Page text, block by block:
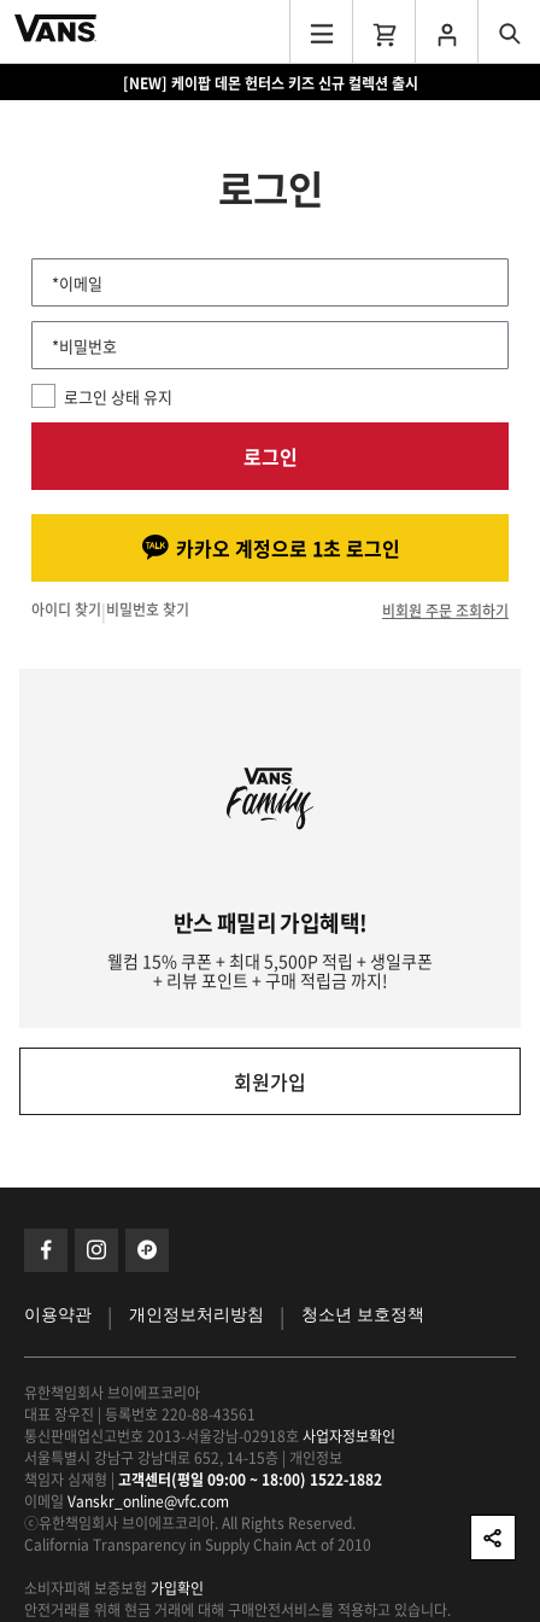
[NEW] 케이팝 데몬 헌터스 키즈 신규 컬렉션 출시
로그인
*이메일
*비밀번호
로그인 상태 유지
로그인
카카오 계정으로 1초 로그인
아이디 찾기|비밀번호 찾기 비회원 주문 조회하기
반스 패밀리 가입혜택!
웰컴 15% 쿠폰 + 최대 5,500P 적립 + 생일쿠폰
+ 리뷰 포인트 + 구매 적립금 까지!
회원가입
이용약관 | 개인정보처리방침 | 청소년 보호정책
유한책임회사 브이에프코리아
대표 장우진 | 등록번호 220-88-43561
통신판매업신고번호 2013-서울강남-02918호 사업자정보확인
서울특별시 강남구 강남대로 652, 14-15층 | 개인정보
책임자 심재형 | 고객센터(평일 09:00 ~ 18:00) 1522-1882
이메일 Vanskr_online@vfc.com
ⓒ유한책임회사 브이에프코리아. All Rights Reserved.
California Transparency in Supply Chain Act of 2010
소비자피해 보증보험 가입확인
안전거래를 위해 현금 거래에 대해 구매안전서비스를 적용하고 있습니다.